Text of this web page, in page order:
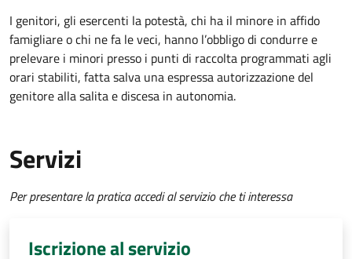
I genitori, gli esercenti la potestà, chi ha il minore in affido
famigliare o chi ne fa le veci, hanno l’obbligo di condurre e
prelevare i minori presso i punti di raccolta programmati agli
orari stabiliti, fatta salva una espressa autorizzazione del
genitore alla salita e discesa in autonomia.
Servizi
Per presentare la pratica accedi al servizio che ti interessa
Iscrizione al servizio